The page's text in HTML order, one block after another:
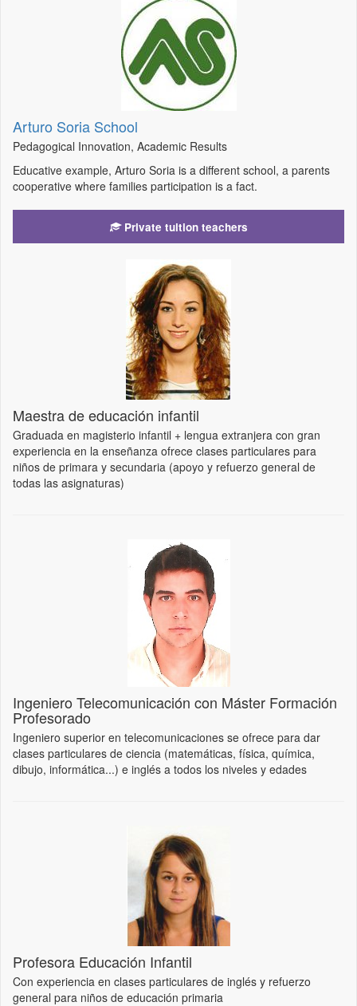
Arturo Soria School
Pedagogical Innovation, Academic Results
Educative example, Arturo Soria is a different school, a parents
cooperative where families participation is a fact.
Private tuition teachers
Maestra de educación infantil
Graduada en magisterio infantil + lengua extranjera con gran
experiencia en la enseñanza ofrece clases particulares para
niños de primara y secundaria (apoyo y refuerzo general de
todas las asignaturas)
Ingeniero Telecomunicación con Máster Formación
Profesorado
Ingeniero superior en telecomunicaciones se ofrece para dar
clases particulares de ciencia (matemáticas, física, química,
dibujo, informática...) e inglés a todos los niveles y edades
Profesora Educación Infantil
Con experiencia en clases particulares de inglés y refuerzo
general para niños de educación primaria